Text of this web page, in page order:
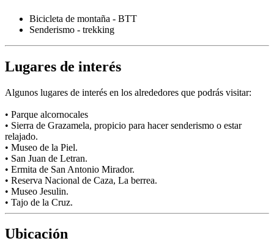
Bicicleta de montaña - BTT
Senderismo - trekking
Lugares de interés
Algunos lugares de interés en los alrededores que podrás visitar:
• Parque alcornocales
• Sierra de Grazamela, propicio para hacer senderismo o estar
relajado.
• Museo de la Piel.
• San Juan de Letran.
• Ermita de San Antonio Mirador.
• Reserva Nacional de Caza, La berrea.
• Museo Jesulin.
• Tajo de la Cruz.
Ubicación